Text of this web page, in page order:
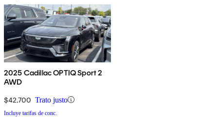
2025 Cadillac OPTIQ Sport 2
AWD
$42,700 Trato justo
Incluye tarifas de conc.